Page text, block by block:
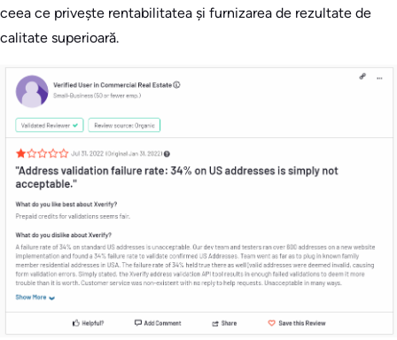
ceea ce privește rentabilitatea și furnizarea de rezultate de
calitate superioară.